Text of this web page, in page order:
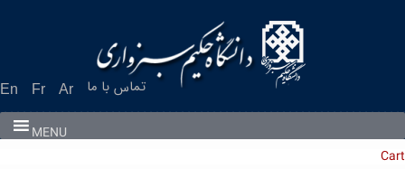
En Fr Ar تماس با ما
MENU
Cart